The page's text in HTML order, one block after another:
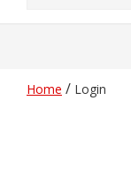
Home / Login